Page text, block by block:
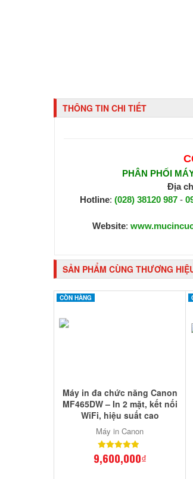
THÔNG TIN CHI TIẾT
PHÂN PHỐI
Địa
Hotline:(028) 38120 987-
Website:
SẢN PHẨM CÙNG THƯƠNG
CÒN HÀNG
Máy in đa chức năng Canon
MF465DW – In 2 mặt, kết nối
WiFi, hiệu suất cao
Máy in Canon
9,600,000₫